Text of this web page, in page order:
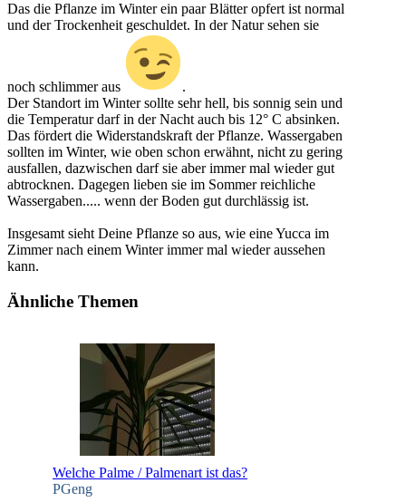
Das die Pflanze im Winter ein paar Blätter opfert ist normal
und der Trockenheit geschuldet. In der Natur sehen sie
noch schlimmer aus
.
Der Standort im Winter sollte sehr hell, bis sonnig sein und
die Temperatur darf in der Nacht auch bis 12° C absinken.
Das fördert die Widerstandskraft der Pflanze. Wassergaben
sollten im Winter, wie oben schon erwähnt, nicht zu gering
ausfallen, dazwischen darf sie aber immer mal wieder gut
abtrocknen. Dagegen lieben sie im Sommer reichliche
Wassergaben..... wenn der Boden gut durchlässig ist.
Insgesamt sieht Deine Pflanze so aus, wie eine Yucca im
Zimmer nach einem Winter immer mal wieder aussehen
kann.
Ähnliche Themen
Welche Palme / Palmenart ist das?
PGeng